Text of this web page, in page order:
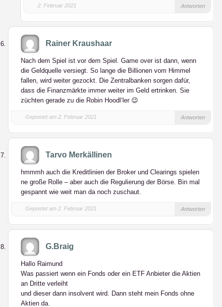
2. Februar 2021 Antworten
Rainer Kraushaar
Nach dem Spiel ist vor dem Spiel. Game over ist dann, wenn
die Geldquelle versiegt. So lange die Billionen vom Himmel
fallen, wird weiter gezockt. Die Zentralbanken sorgen dafür,
dass die Finanzmärkte immer weiter im Geld ertrinken. Sie
züchten gerade zu die Robin Hoodl‘ler 😉
Gepostet am 2. Februar 2021 Antworten
Tarvo Merkällinen
hmmmh auch die Kreditlinien der Broker und Clearings spielen
ne große Rolle – aber auch die Regulierung der Börse. Bin mal
gespannt wie weit man da noch zuschaut.
Gepostet am 2. Februar 2021 Antworten
G.Braig
Hallo Raimund
Was passiert wenn ein Fonds oder ein ETF Anbieter die Aktien
an Dritte verleiht
und dieser dann insolvent wird. Dann steht mein Fonds ohne
Aktien da.